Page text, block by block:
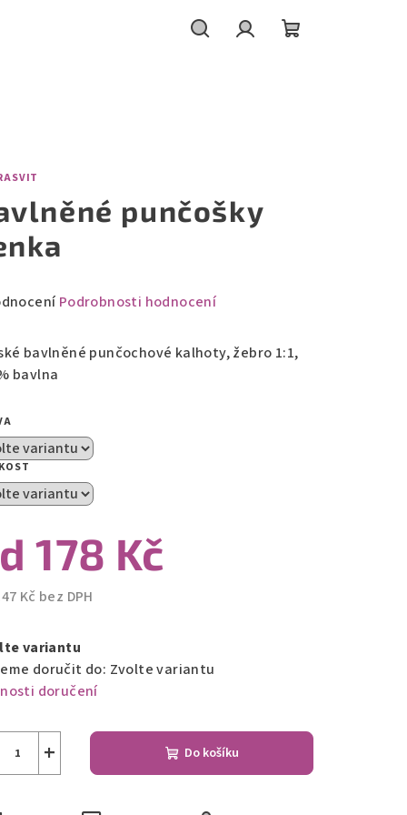
punčošky
Podrobnosti hodnocení
bavlněné punčochové kalhoty, žebro 1:1,
bavlna
178 Kč
Kč bez DPH
variantu
doručit do: Zvolte variantu
doručení
+ Do košíku